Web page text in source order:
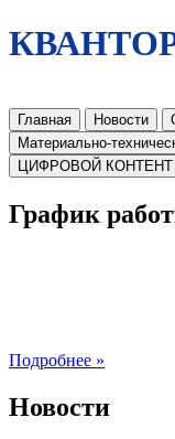
Главная Новости
Материально-
ЦИФРОВОЙ КОНТЕНТ
График
Подробнее »
Новости